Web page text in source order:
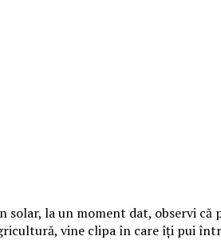
la un moment dat, observi
vine clipa în care îți pui